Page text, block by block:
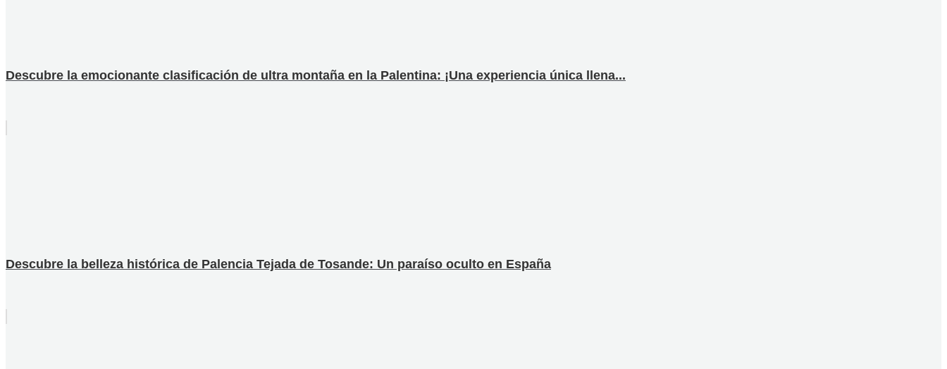
Descubre la emocionante clasificación de ultra montaña en la Palentina: ¡Una experiencia única llena...
Descubre la belleza histórica de Palencia Tejada de Tosande: Un paraíso oculto en España